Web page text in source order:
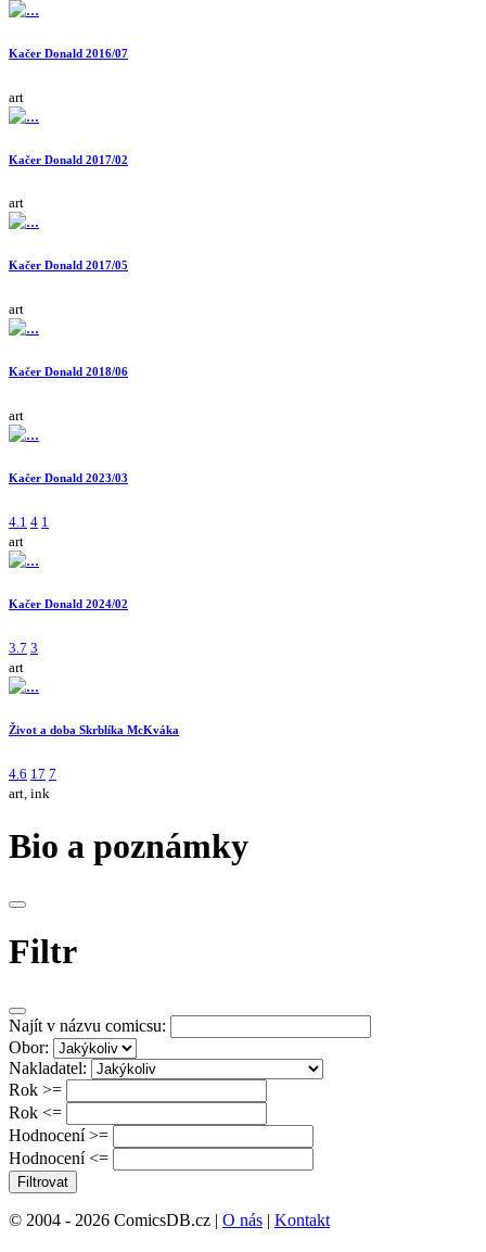
Kačer Donald 2016/07
art
Kačer Donald 2017/02
art
Kačer Donald 2017/05
art
Kačer Donald 2018/06
art
Kačer Donald 2023/03
4.1 4 1
art
Kačer Donald 2024/02
3.7 3
art
Život a doba Skrblíka McKváka
4.6 17 7
art, ink
Bio a poznámky
Filtr
Najít v názvu comicsu:
Obor:
Nakladatel:
Rok >=
Rok <=
Hodnocení >=
Hodnocení <=
Filtrovat
© 2004 - 2026 ComicsDB.cz | O nás | Kontakt